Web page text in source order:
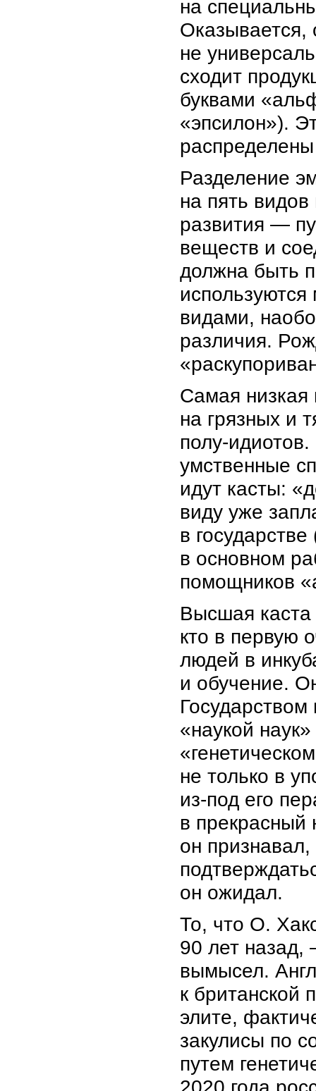
на
Оказывается,
не
сходит
буквами
«эпсилон»).
Разделение
на пять
развития —
веществ и
должна быть
видами,
различия.
Самая низкая
на грязных и
полу-
умственные
идут касты:
виду уже
в
в основном
помощников
Высшая
кто в первую
людей в
и обучение.
«наукой
не только в
из-под его
в прекрасный
он
он ожидал.
То, что О.
90 лет назад,
вымысел.
к британской
элите,
закулисы по
путем